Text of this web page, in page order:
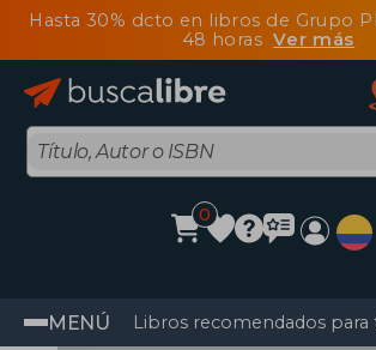
Hasta 30% dcto en libros de Grupo
48 horasVer más
0
MENÚ Libros recomendados para